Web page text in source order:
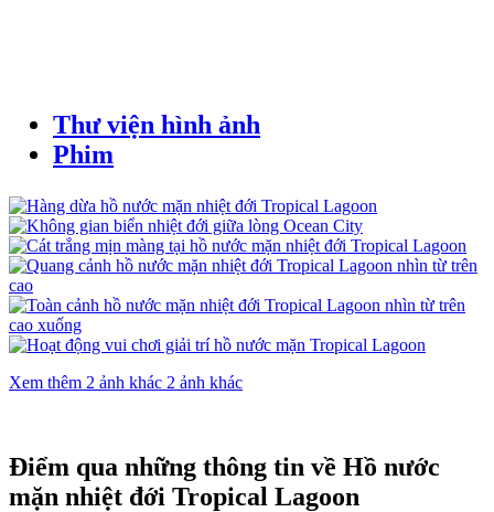
Thư viện hình ảnh
Phim
Xem thêm 2 ảnh khác 2 ảnh khác
Điểm qua những thông tin về Hồ nước
mặn nhiệt đới Tropical Lagoon